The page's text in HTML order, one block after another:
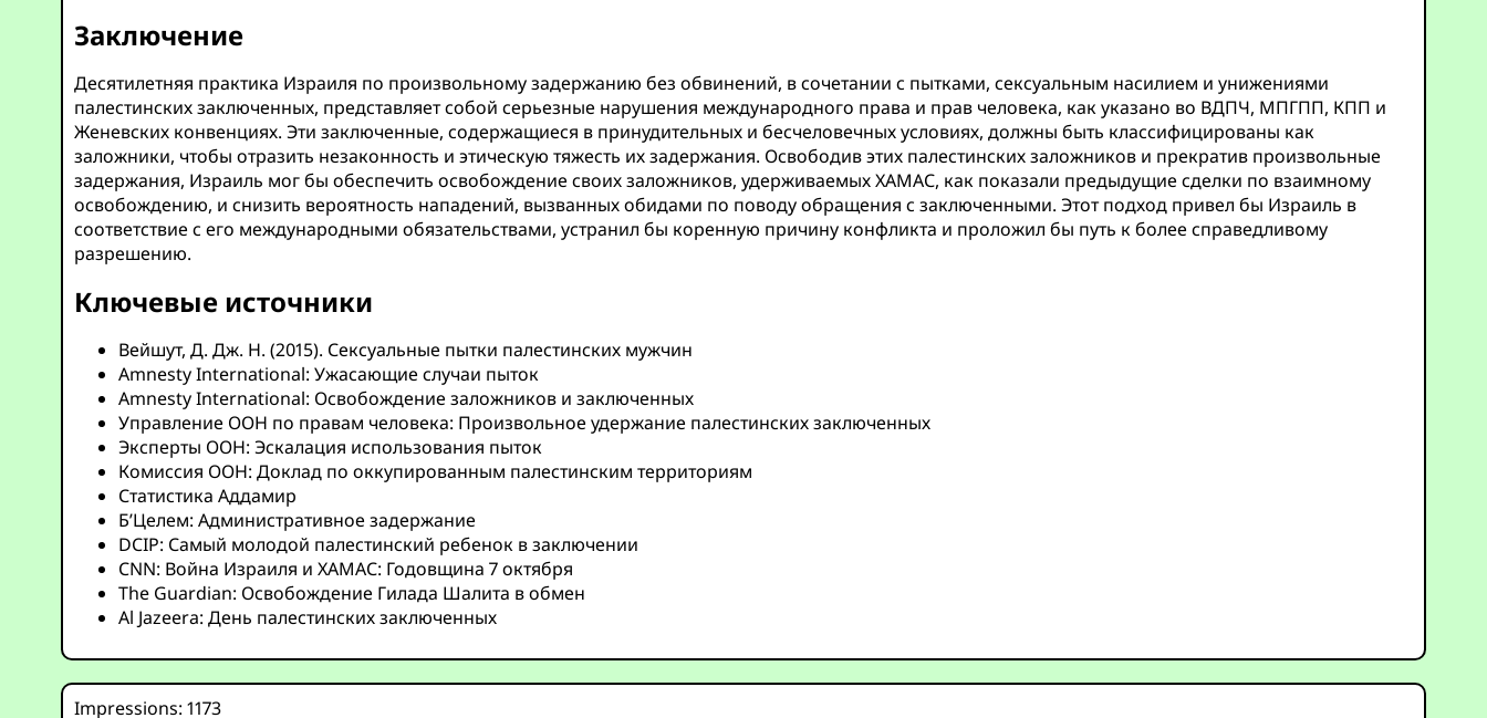
Заключение
Десятилетняя практика Израиля по произвольному задержанию без обвинений, в сочетании с пытками, сексуальным насилием и унижениями
палестинских заключенных, представляет собой серьезные нарушения международного права и прав человека, как указано во ВДПЧ, МПГПП, КПП и
Женевских конвенциях. Эти заключенные, содержащиеся в принудительных и бесчеловечных условиях, должны быть классифицированы как
заложники, чтобы отразить незаконность и этическую тяжесть их задержания. Освободив этих палестинских заложников и прекратив произвольные
задержания, Израиль мог бы обеспечить освобождение своих заложников, удерживаемых ХАМАС, как показали предыдущие сделки по взаимному
освобождению, и снизить вероятность нападений, вызванных обидами по поводу обращения с заключенными. Этот подход привел бы Израиль в
соответствие с его международными обязательствами, устранил бы коренную причину конфликта и проложил бы путь к более справедливому
разрешению.
Ключевые источники
Вейшут, Д. Дж. Н. (2015). Сексуальные пытки палестинских мужчин
Amnesty International: Ужасающие случаи пыток
Amnesty International: Освобождение заложников и заключенных
Управление ООН по правам человека: Произвольное удержание палестинских заключенных
Эксперты ООН: Эскалация использования пыток
Комиссия ООН: Доклад по оккупированным палестинским территориям
Статистика Аддамир
Б’Целем: Административное задержание
DCIP: Самый молодой палестинский ребенок в заключении
CNN: Война Израиля и ХАМАС: Годовщина 7 октября
The Guardian: Освобождение Гилада Шалита в обмен
Al Jazeera: День палестинских заключенных
Impressions: 1173